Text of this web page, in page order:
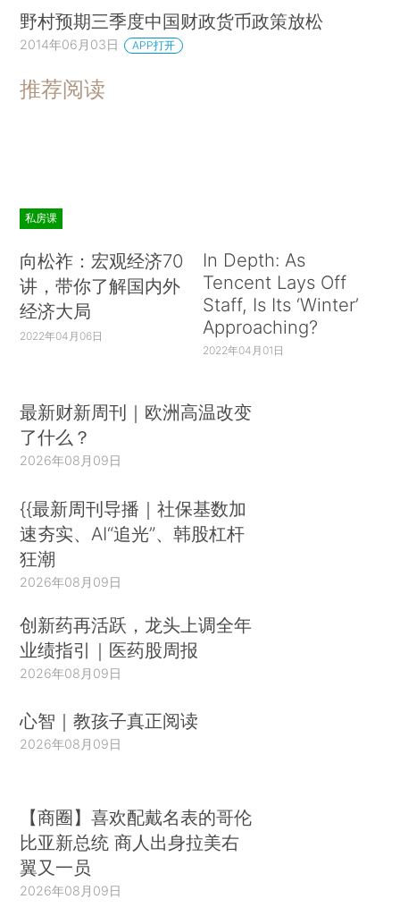
野村预期三季度中国财政货币政策放松
2014年06月03日 APP打开
推荐阅读
私房课
向松祚：宏观经济70
讲，带你了解国内外
经济大局
2022年04月06日
In Depth: As
Tencent Lays Off
Staff, Is Its ‘Winter’
Approaching?
2022年04月01日
最新财新周刊｜欧洲高温改变
了什么？
2026年08月09日
{{最新周刊导播｜社保基数加
速夯实、AI“追光”、韩股杠杆
狂潮
2026年08月09日
创新药再活跃，龙头上调全年
业绩指引｜医药股周报
2026年08月09日
心智｜教孩子真正阅读
2026年08月09日
【商圈】喜欢配戴名表的哥伦
比亚新总统 商人出身拉美右
翼又一员
2026年08月09日